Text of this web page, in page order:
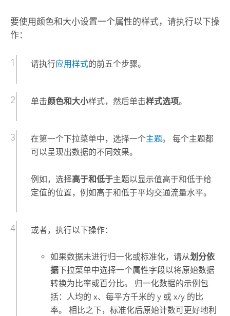
要使用颜色和大小设置一个属性的样式，请执行以下操
作：
请执行应用样式的前五个步骤。
单击颜色和大小样式，然后单击样式选项。
在第一个下拉菜单中，选择一个主题。 每个主题都
可以呈现出数据的不同效果。
例如，选择高于和低于主题以显示值高于和低于给
定值的位置，例如高于和低于平均交通流量水平。
或者，执行以下操作：
如果数据未进行归一化或标准化，请从划分依
据下拉菜单中选择一个属性字段以将原始数据
转换为比率或百分比。 归一化数据的示例包
括：人均的 x、每平方千米的 y 或 x/y 的比
率。 相比之下，标准化后原始计数可更好地利